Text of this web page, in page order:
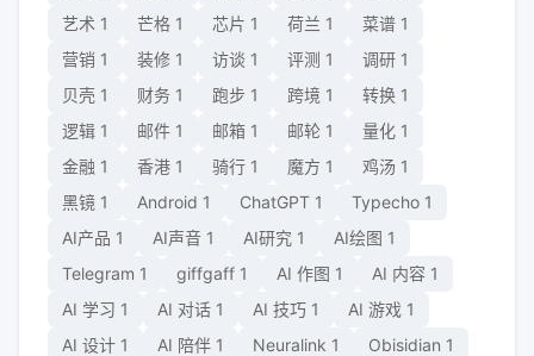
艺术 1 芒格 1 芯片 1 荷兰 1 菜谱 1
营销 1 装修 1 访谈 1 评测 1 调研 1
贝壳 1 财务 1 跑步 1 跨境 1 转换 1
逻辑 1 邮件 1 邮箱 1 邮轮 1 量化 1
金融 1 香港 1 骑行 1 魔方 1 鸡汤 1
黑镜 1 Android 1 ChatGPT 1 Typecho 1
AI产品 1 AI声音 1 AI研究 1 AI绘图 1
Telegram 1 giffgaff 1 AI 作图 1 AI 内容 1
AI 学习 1 AI 对话 1 AI 技巧 1 AI 游戏 1
AI 设计 1 AI 陪伴 1 Neuralink 1 Obisidian 1